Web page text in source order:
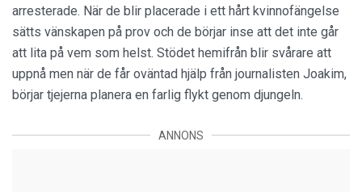
arresterade. När de blir placerade i ett hårt kvinnofängelse
sätts vänskapen på prov och de börjar inse att det inte går
att lita på vem som helst. Stödet hemifrån blir svårare att
uppnå men när de får oväntad hjälp från journalisten Joakim,
börjar tjejerna planera en farlig flykt genom djungeln.
ANNONS